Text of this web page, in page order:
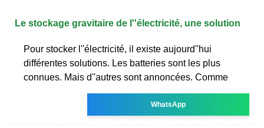
Le stockage gravitaire de l''électricité, une solution
Pour stocker l''électricité, il existe aujourd''hui
différentes solutions. Les batteries sont les plus
connues. Mais d''autres sont annoncées. Comme
WhatsApp